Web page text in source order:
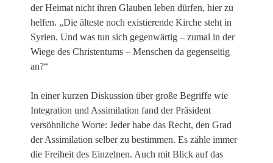
der Heimat nicht ihren Glauben leben dürfen, hier zu
helfen. „Die älteste noch existierende Kirche steht in
Syrien. Und was tun sich gegenwärtig – zumal in der
Wiege des Christentums – Menschen da gegenseitig
an?“
In einer kurzen Diskussion über große Begriffe wie
Integration und Assimilation fand der Präsident
versöhnliche Worte: Jeder habe das Recht, den Grad
der Assimilation selber zu bestimmen. Es zähle immer
die Freiheit des Einzelnen. Auch mit Blick auf das